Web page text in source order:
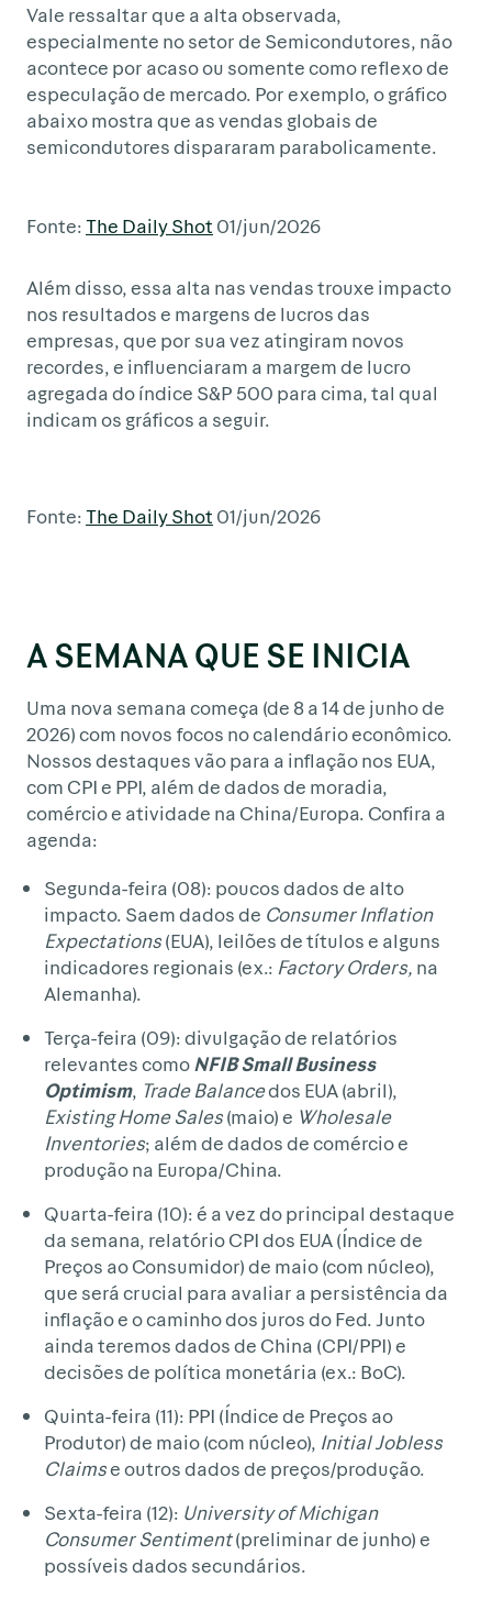
Vale ressaltar que a alta observada,
especialmente no setor de Semicondutores, não
acontece por acaso ou somente como reflexo de
especulação de mercado. Por exemplo, o gráfico
abaixo mostra que as vendas globais de
semicondutores dispararam parabolicamente.
Fonte:The Daily Shot 01/jun/2026
Além disso, essa alta nas vendas trouxe impacto
nos resultados e margens de lucros das
empresas, que por sua vez atingiram novos
recordes, e influenciaram a margem de lucro
agregada do índice S&P 500 para cima, tal qual
indicam os gráficos a seguir.
Fonte:The Daily Shot 01/jun/2026
A SEMANA QUE SE INICIA
Uma nova semana começa (de 8 a 14 de junho de
2026) com novos focos no calendário econômico.
Nossos destaques vão para a inflação nos EUA,
com CPI e PPI, além de dados de moradia,
comércio e atividade na China/Europa. Confira a
agenda:
Segunda-feira (08): poucos dados de alto
impacto. Saem dados de Consumer Inflation
Expectations(EUA), leilões de títulos e alguns
indicadores regionais (ex.: Factory Orders, na
Alemanha).
Terça-feira (09): divulgação de relatórios
relevantes como NFIB Small Business
Optimism, Trade Balancedos EUA (abril),
Existing Home Sales(maio) e Wholesale
Inventories; além de dados de comércio e
produção na Europa/China.
Quarta-feira (10): é a vez do principal destaque
da semana, relatório CPI dos EUA (Índice de
Preços ao Consumidor) de maio (com núcleo),
que será crucial para avaliar a persistência da
inflação e o caminho dos juros do Fed. Junto
ainda teremos dados de China (CPI/PPI) e
decisões de política monetária (ex.: BoC).
Quinta-feira (11): PPI (Índice de Preços ao
Produtor) de maio (com núcleo), Initial Jobless
Claimse outros dados de preços/produção.
Sexta-feira (12): University of Michigan
Consumer Sentiment(preliminar de junho) e
possíveis dados secundários.